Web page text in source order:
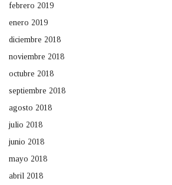
febrero 2019
enero 2019
diciembre 2018
noviembre 2018
octubre 2018
septiembre 2018
agosto 2018
julio 2018
junio 2018
mayo 2018
abril 2018